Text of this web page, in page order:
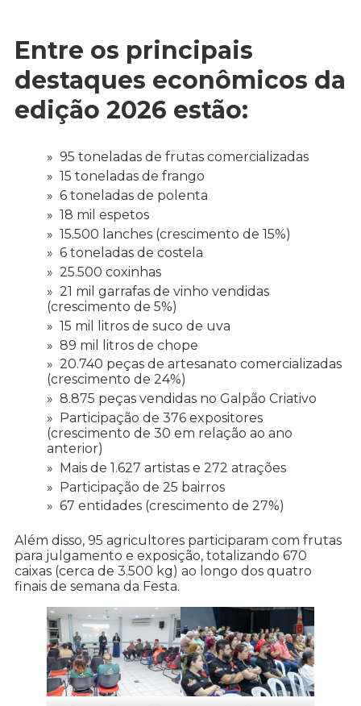
Entre os principais
destaques econômicos da
edição 2026 estão:
95 toneladas de frutas comercializadas
15 toneladas de frango
6 toneladas de polenta
18 mil espetos
15.500 lanches (crescimento de 15%)
6 toneladas de costela
25.500 coxinhas
21 mil garrafas de vinho vendidas
(crescimento de 5%)
15 mil litros de suco de uva
89 mil litros de chope
20.740 peças de artesanato comercializadas
(crescimento de 24%)
8.875 peças vendidas no Galpão Criativo
Participação de 376 expositores
(crescimento de 30 em relação ao ano
anterior)
Mais de 1.627 artistas e 272 atrações
Participação de 25 bairros
67 entidades (crescimento de 27%)
Além disso, 95 agricultores participaram com frutas
para julgamento e exposição, totalizando 670
caixas (cerca de 3.500 kg) ao longo dos quatro
finais de semana da Festa.